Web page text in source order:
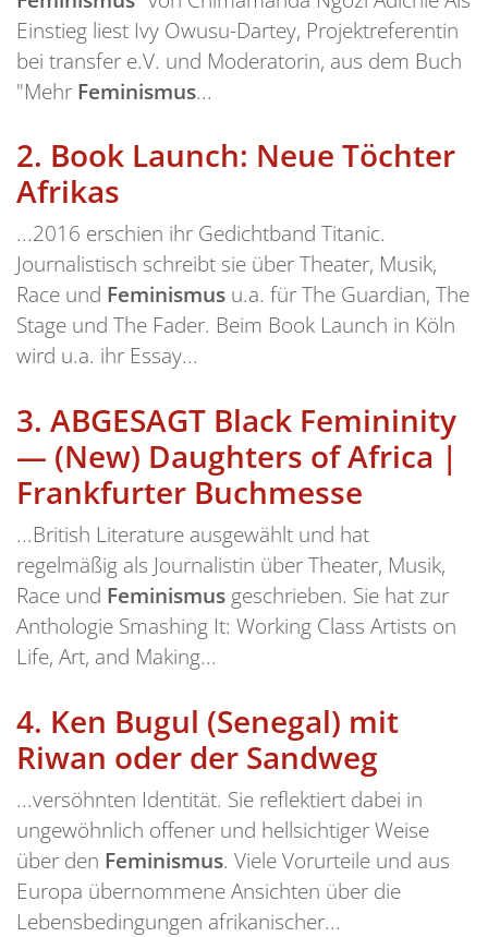
Einstieg liest Ivy Owusu-Dartey, Projektreferentin
bei transfer e.V. und Moderatorin, aus dem Buch
"Mehr Feminismus...
2. Book Launch: Neue Töchter
Afrikas
...2016 erschien ihr Gedichtband Titanic.
Journalistisch schreibt sie über Theater, Musik,
Race und Feminismus u.a. für The Guardian, The
Stage und The Fader. Beim Book Launch in Köln
wird u.a. ihr Essay...
3. ABGESAGT Black Femininity
— (New) Daughters of Africa |
Frankfurter Buchmesse
...British Literature ausgewählt und hat
regelmäßig als Journalistin über Theater, Musik,
Race und Feminismus geschrieben. Sie hat zur
Anthologie Smashing It: Working Class Artists on
Life, Art, and Making...
4. Ken Bugul (Senegal) mit
Riwan oder der Sandweg
...versöhnten Identität. Sie reflektiert dabei in
ungewöhnlich offener und hellsichtiger Weise
über den Feminismus. Viele Vorurteile und aus
Europa übernommene Ansichten über die
Lebensbedingungen afrikanischer...